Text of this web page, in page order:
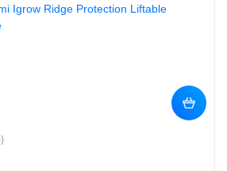
Igrow Ridge Protection Liftable